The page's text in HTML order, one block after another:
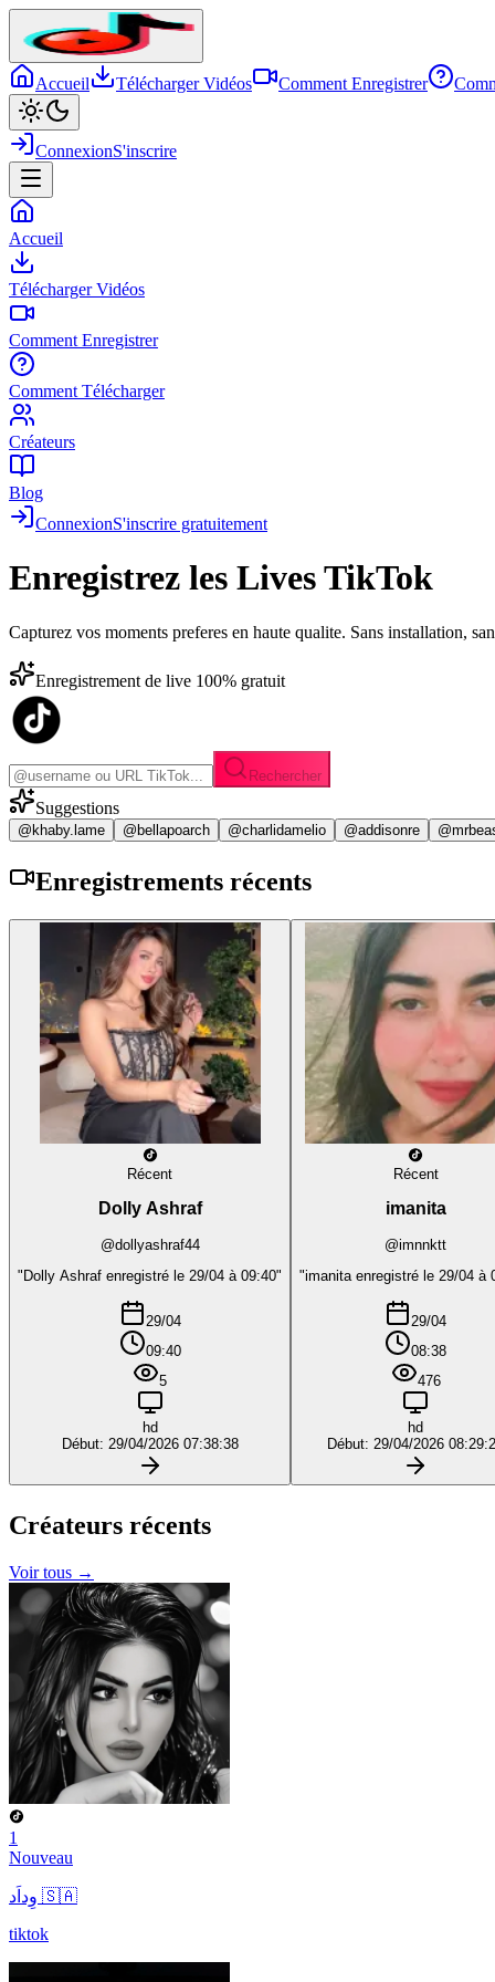
Accueil Télécharger Vidéos Comment Enregistrer
ConnexionS'inscrire
Accueil
Télécharger Vidéos
Comment Enregistrer
Comment Télécharger
Créateurs
Blog
ConnexionS'inscrire gratuitement
Enregistrez les Lives TikTok
Capturez vos moments preferes en haute qualite. Sans installation,
Enregistrement de live 100% gratuit
Rechercher
Suggestions
@khaby.lame @bellapoarch @charlidamelio @addisonre
Enregistrements récents
Récent
Dolly Ashraf
@dollyashraf44
"Dolly Ashraf enregistré le 29/04 à 09:40"
29/04
09:40
5
hd
Début: 29/04/2026 07:38:38
Récent
imanita
@imnnktt
"imanita enregistré le 29/04 à
29/04
08:38
476
hd
Début: 29/04/2026
Créateurs récents
Voir tous →
1
Nouveau
وِداَد 🇸🇦
tiktok